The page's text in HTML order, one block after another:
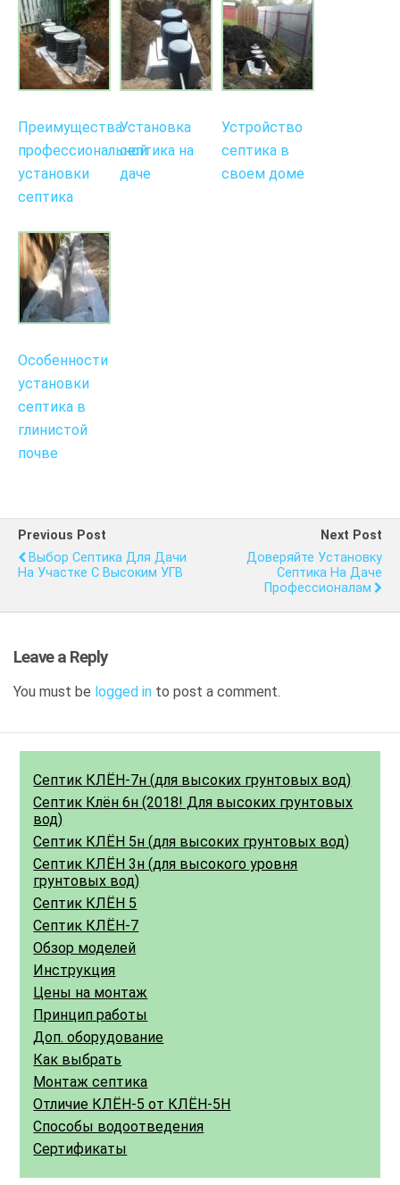
Преимущества
профессиональной
установки
септика
Установка
септика на
даче
Устройство
септика в
своем доме
Особенности
установки
септика в
глинистой
почве
Previous Post
Выбор Септика Для Дачи
На Участке С Высоким УГВ
Next Post
Доверяйте Установку
Септика На Даче
Профессионалам
Leave a Reply
You must be logged in to post a comment.
Септик КЛЁН-7н (для высоких грунтовых вод)
Септик Клён 6н (2018! Для высоких грунтовых
вод)
Септик КЛЁН 5н (для высоких грунтовых вод)
Септик КЛЁН 3н (для высокого уровня
грунтовых вод)
Септик КЛЁН 5
Септик КЛЁН-7
Обзор моделей
Инструкция
Цены на монтаж
Принцип работы
Доп. оборудование
Как выбрать
Монтаж септика
Отличие КЛЁН-5 от КЛЁН-5Н
Способы водоотведения
Сертификаты